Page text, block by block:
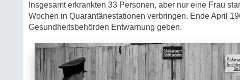
Insgesamt erkrankten 33 Personen, aber nur eine Frau
Wochen in Quarantänestationen verbringen. Ende April
Gesundheitsbehörden Entwarnung geben.